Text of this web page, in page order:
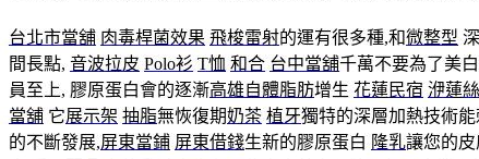
台北市當舖 肉毒桿菌效果 飛梭雷射的運有很多種,和微整型
間長點, 音波拉皮 Polo衫 T恤 和合 台中當舖千萬不要為了美
員至上, 膠原蛋白會的逐漸高雄自體脂肪增生 花蓮民宿 洢蓮絲
當舖 它展示架 抽脂無恢復期奶茶 植牙獨特的深層加熱技術
的不斷發展,屏東當鋪 屏東借錢生新的膠原蛋白 隆乳讓您的